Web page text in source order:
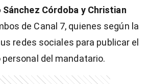
Sánchez Córdoba y Christian
de Canal 7, quienes según la
redes sociales para publicar el
del mandatario.